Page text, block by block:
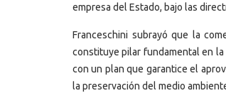
empresa del Estado, bajo las
Franceschini subrayó que la
constituye pilar fundamental en
con un plan que garantice el
la preservación del medio